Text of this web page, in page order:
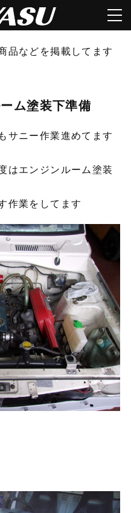
品などを掲載してます
ム塗装下準備
サニー作業進めてます
はエンジンルーム塗装
作業をしてます